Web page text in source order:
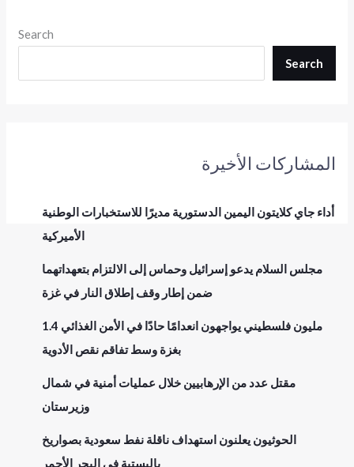
Search
Search
المشاركات الأخيرة
أداء جاي كلايتون اليمين الدستورية مديرًا للاستخبارات الوطنية
الأميركية
مجلس السلام يدعو إسرائيل وحماس إلى الالتزام بتعهداتهما
ضمن إطار وقف إطلاق النار في غزة
1.4 مليون فلسطيني يواجهون انعدامًا حادًا في الأمن الغذائي
بغزة وسط تفاقم نقص الأدوية
مقتل عدد من الإرهابيين خلال عمليات أمنية في شمال
وزيرستان
الحوثيون يعلنون استهداف ناقلة نفط سعودية بصواريخ
باليستية في البحر الأحمر